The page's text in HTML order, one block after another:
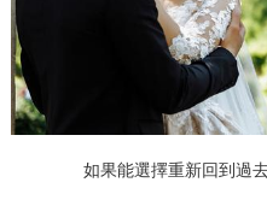
如果能選擇重新回到過去